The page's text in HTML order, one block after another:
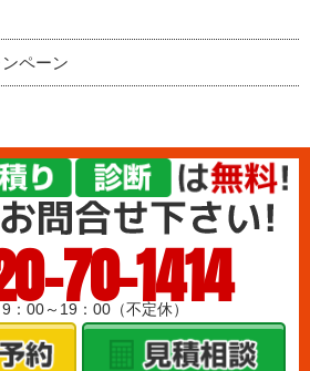
ペーン
70-1414
：00～19：00（不定休）